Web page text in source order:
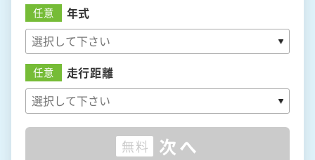
任意 年式
任意 走行距離
無料 次へ